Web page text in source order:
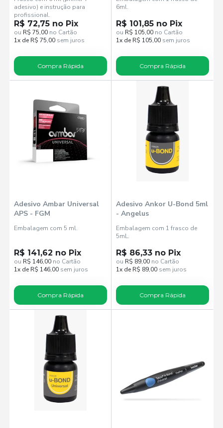
adesivo) e instrução para
profissional.
R$ 72,75 no Pix
ou R$ 75,00 no Cartão
1x de R$ 75,00 sem juros
Compra Rápida
6ml.
R$ 101,85 no Pix
ou R$ 105,00 no Cartão
1x de R$ 105,00 sem juros
Compra Rápida
Adesivo Ambar Universal
APS - FGM
Embalagem com 5 ml.
R$ 141,62 no Pix
ou R$ 146,00 no Cartão
1x de R$ 146,00 sem juros
Compra Rápida
Adesivo Ankor U-Bond 5ml
- Angelus
Embalagem com 1 frasco de
5mL.
R$ 86,33 no Pix
ou R$ 89,00 no Cartão
1x de R$ 89,00 sem juros
Compra Rápida